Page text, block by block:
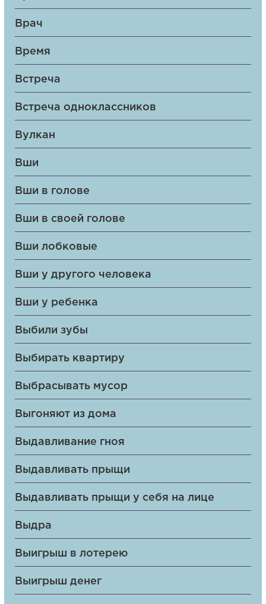
Врач
Время
Встреча
Встреча одноклассников
Вулкан
Вши
Вши в голове
Вши в своей голове
Вши лобковые
Вши у другого человека
Вши у ребенка
Выбили зубы
Выбирать квартиру
Выбрасывать мусор
Выгоняют из дома
Выдавливание гноя
Выдавливать прыщи
Выдавливать прыщи у себя на лице
Выдра
Выигрыш в лотерею
Выигрыш денег